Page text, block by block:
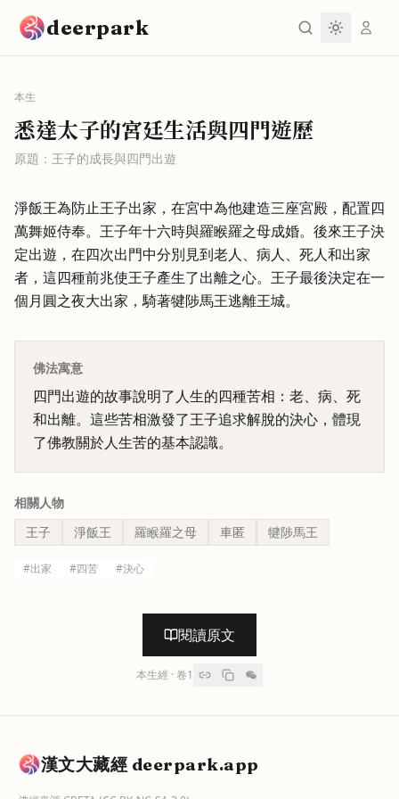
deerpark
本生
悉達太子的宮廷生活與四門遊歷
原題： 王子的成長與四門出遊
淨飯王為防止王子出家，在宮中為他建造三座宮殿，配置四
萬舞姬侍奉。王子年十六時與羅睺羅之母成婚。後來王子決
定出遊，在四次出門中分別見到老人、病人、死人和出家
者，這四種前兆使王子產生了出離之心。王子最後決定在一
個月圓之夜大出家，騎著犍陟馬王逃離王城。
佛法寓意
四門出遊的故事說明了人生的四種苦相：老、病、死
和出離。這些苦相激發了王子追求解脫的決心，體現
了佛教關於人生苦的基本認識。
相關人物
王子
淨飯王 羅睺羅之母 車匿 犍陟馬王
#出家 #四苦 #決心
閱讀原文
本生經 · 卷1
漢文大藏經 deerpark.app